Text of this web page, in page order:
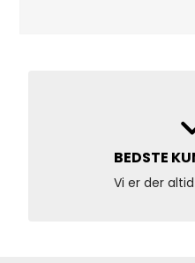
BEDSTE
Vi er der